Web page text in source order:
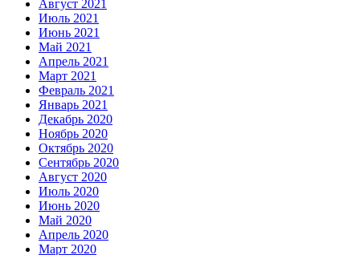
Август 2021
Июль 2021
Июнь 2021
Май 2021
Апрель 2021
Март 2021
Февраль 2021
Январь 2021
Декабрь 2020
Ноябрь 2020
Октябрь 2020
Сентябрь 2020
Август 2020
Июль 2020
Июнь 2020
Май 2020
Апрель 2020
Март 2020